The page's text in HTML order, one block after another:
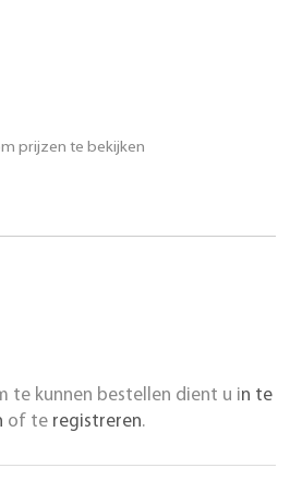
prijzen te bekijken
te kunnen bestellen dient u in te
of te registreren.